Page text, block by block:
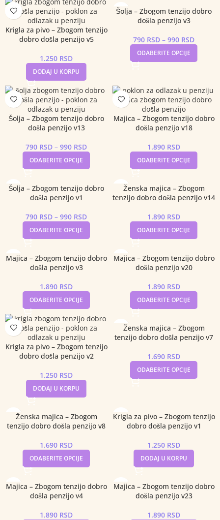
Krigla za pivo – Zbogom tenzijo
dobro došla penzijo v5
1.250 RSD
DODAJ U KORPU
Šolja – Zbogom tenzijo dobro
došla penzijo v3
790 RSD – 990 RSD
ODABERITE OPCIJE
Šolja – Zbogom tenzijo dobro
došla penzijo v13
790 RSD – 990 RSD
ODABERITE OPCIJE
Majica – Zbogom tenzijo dobro
došla penzijo v18
1.890 RSD
ODABERITE OPCIJE
Šolja – Zbogom tenzijo dobro
došla penzijo v1
790 RSD – 990 RSD
ODABERITE OPCIJE
Ženska majica – Zbogom
tenzijo dobro došla penzijo v14
1.890 RSD
ODABERITE OPCIJE
Majica – Zbogom tenzijo dobro
došla penzijo v3
1.890 RSD
ODABERITE OPCIJE
Majica – Zbogom tenzijo dobro
došla penzijo v20
1.890 RSD
ODABERITE OPCIJE
Krigla za pivo – Zbogom tenzijo
dobro došla penzijo v2
1.250 RSD
DODAJ U KORPU
Ženska majica – Zbogom
tenzijo dobro došla penzijo v7
1.690 RSD
ODABERITE OPCIJE
Ženska majica – Zbogom
tenzijo dobro došla penzijo v8
1.690 RSD
ODABERITE OPCIJE
Krigla za pivo – Zbogom tenzijo
dobro došla penzijo v1
1.250 RSD
DODAJ U KORPU
Majica – Zbogom tenzijo dobro
došla penzijo v4
1.890 RSD
Majica – Zbogom tenzijo dobro
došla penzijo v23
1.890 RSD